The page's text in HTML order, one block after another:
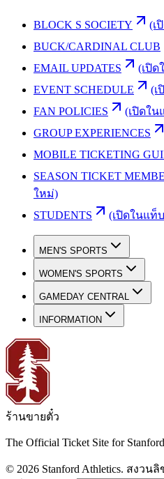
BLOCK S SOCIETY
(เ
BUCK/CARDINAL CLUB
EMAIL UPDATES
(เปิ
EVENT SCHEDULE
(เ
FAN POLICIES
(เปิดใ
GROUP EXPERIENCES
MOBILE TICKETING
SEASON TICKET
ใหม่)
STUDENTS
(เปิดในแท็
MEN'S SPORTS
WOMEN'S SPORTS
GAMEDAY CENTRAL
INFORMATION
ร้านขายตั๋ว
The Official Ticket Site for
© 2026 Stanford Athletics. สงวนลิ